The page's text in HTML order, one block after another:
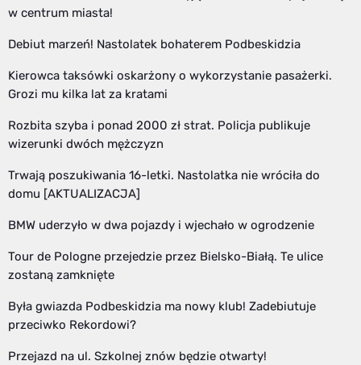
w centrum miasta!
Debiut marzeń! Nastolatek bohaterem Podbeskidzia
Kierowca taksówki oskarżony o wykorzystanie pasażerki.
Grozi mu kilka lat za kratami
Rozbita szyba i ponad 2000 zł strat. Policja publikuje
wizerunki dwóch mężczyzn
Trwają poszukiwania 16-letki. Nastolatka nie wróciła do
domu [AKTUALIZACJA]
BMW uderzyło w dwa pojazdy i wjechało w ogrodzenie
Tour de Pologne przejedzie przez Bielsko-Białą. Te ulice
zostaną zamknięte
Była gwiazda Podbeskidzia ma nowy klub! Zadebiutuje
przeciwko Rekordowi?
Przejazd na ul. Szkolnej znów będzie otwarty!